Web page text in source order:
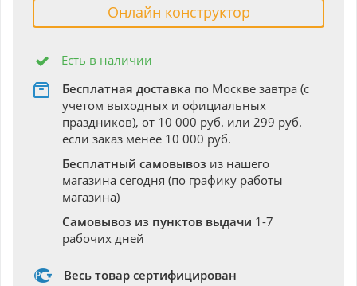
Онлайн конструктор
Есть в наличии
Бесплатная доставка по Москве завтра (с
учетом выходных и официальных
праздников), от 10 000 руб. или 299 руб.
если заказ менее 10 000 руб.
Бесплатный самовывоз из нашего
магазина сегодня (по графику работы
магазина)
Самовывоз из пунктов выдачи 1-7
рабочих дней
Весь товар сертифицирован